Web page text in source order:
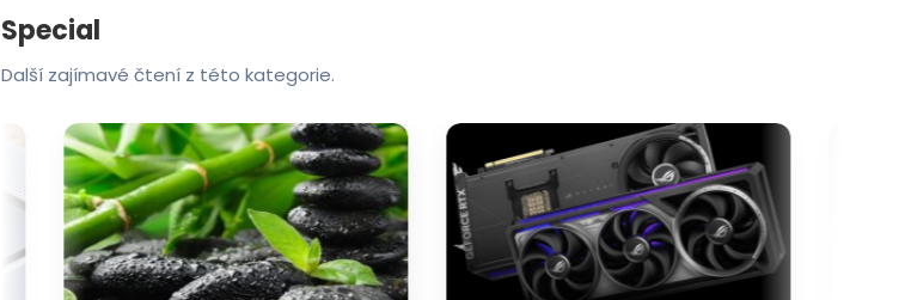
Special
Další zajímavé čtení z této kategorie.